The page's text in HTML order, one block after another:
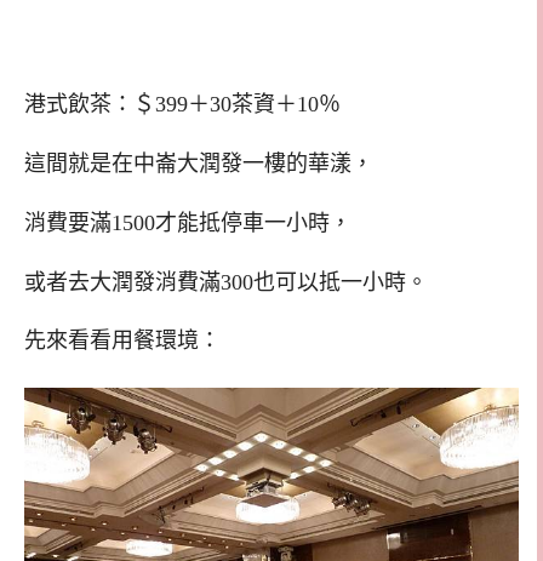
港式飲茶：＄399＋30茶資＋10％
這間就是在中崙大潤發一樓的華漾，
消費要滿1500才能抵停車一小時，
或者去大潤發消費滿300也可以抵一小時。
先來看看用餐環境：